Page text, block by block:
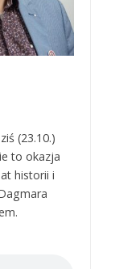
(23.10.)
to okazja
historii i